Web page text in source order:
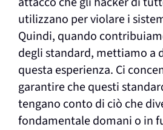
utilizzano per violare i
Quindi, quando
degli standard, mettiamo a
questa esperienza. Ci
garantire che questi
tengano conto di ciò che
fondamentale domani o in